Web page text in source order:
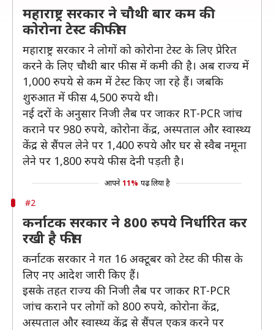
महाराष्ट्र सरकार ने चौथी बार कम की
कोरोना टेस्ट की फीस
महाराष्ट्र सरकार ने लोगों को कोरोना टेस्ट के लिए प्रेरित
करने के लिए चौथी बार फीस में कमी की है। अब राज्य में
1,000 रुपये से कम में टेस्ट किए जा रहे हैं। जबकि
शुरुआत में फीस 4,500 रुपये थी।
नई दरों के अनुसार निजी लैब पर जाकर RT-PCR जांच
कराने पर 980 रुपये, कोरोना केंद्र, अस्पताल और स्वास्थ्य
केंद्र से सैंपल लेने पर 1,400 रुपये और घर से स्वैब नमूना
लेने पर 1,800 रुपये फीस देनी पड़ती है।
आपने 11% पढ़ लिया है
#2
कर्नाटक सरकार ने 800 रुपये निर्धारित कर
रखी है फीस
कर्नाटक सरकार ने गत 16 अक्टूबर को टेस्ट की फीस के
लिए नए आदेश जारी किए हैं।
इसके तहत राज्य की निजी लैब पर जाकर RT-PCR
जांच कराने पर लोगों को 800 रुपये, कोरोना केंद्र,
अस्पताल और स्वास्थ्य केंद्र से सैंपल एकत्र करने पर